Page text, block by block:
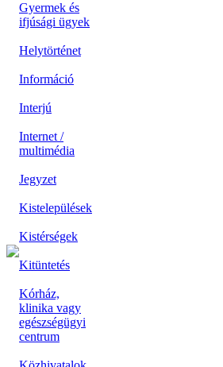
Gyermek és
ifjúsági ügyek
Helytörténet
Információ
Interjú
Internet /
multimédia
Jegyzet
Kistelepülések
Kistérségek
Kitüntetés
Kórház,
klinika vagy
egészségügyi
centrum